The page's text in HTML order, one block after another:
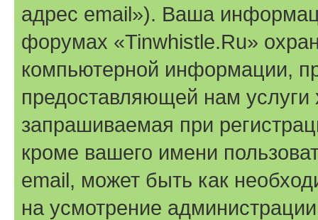
адрес email»). Ваша
форумах «Tinwhistle.Ru»
компьютерной информации,
предоставляющей нам
запрашиваемая при
кроме вашего имени
email, может быть как
на усмотрение